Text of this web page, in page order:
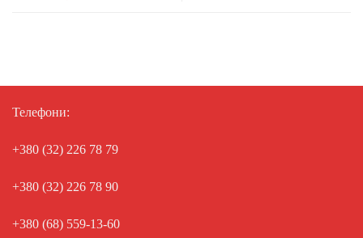
Телефони:
+380 (32) 226 78 79
+380 (32) 226 78 90
+380 (68) 559-13-60